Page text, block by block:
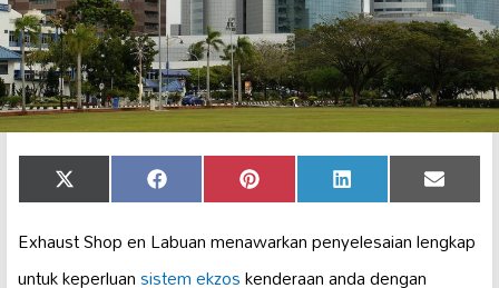
Share
on
X
(Twitter)
Share
on
Facebook Share
on
Pinterest Share
on
LinkedIn Share
on
Email
Exhaust Shop en Labuan menawarkan penyelesaian lengkap
untuk keperluansistem ekzoskenderaan anda dengan